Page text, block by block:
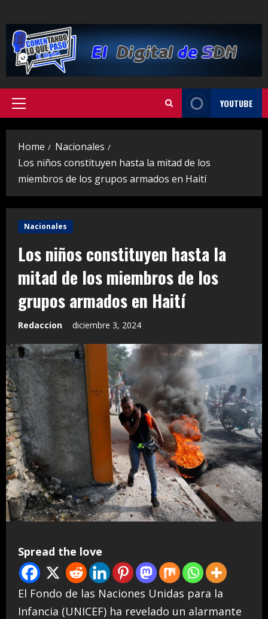
to
content
Primary
YOUTUBE
Home
Nacionales
Los niños constituyen hasta la mitad de los
miembros de los grupos armados en Haití
Nacionales
Los niños constituyen hasta la
mitad de los miembros de los
grupos armados en Haití
Redaccion diciembre 3, 2024
Spread the love
El Fondo de las Naciones Unidas para la
Infancia (UNICEF) ha revelado un alarmante